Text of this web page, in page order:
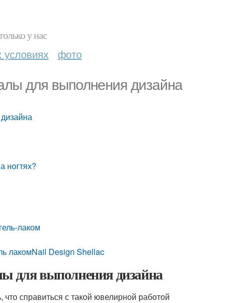
у нас
фото
для выполнения дизайна
ногтях?
лаком
лакомNail Design Shellac
для выполнения дизайна
справиться с такой ювелирной работой